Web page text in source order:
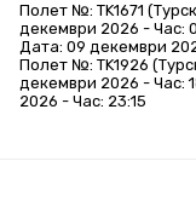
Полет №: TK1671
декември 2026 - Час:
Дата: 09 декември
Полет №: TK1926
декември 2026 - Час:
2026 - Час: 23:15